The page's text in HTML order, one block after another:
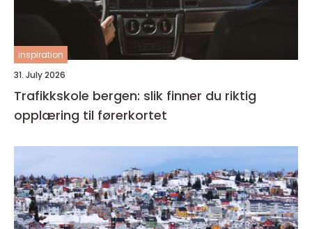
inspiration
31. July 2026
Trafikkskole bergen: slik finner du riktig
opplæring til førerkortet